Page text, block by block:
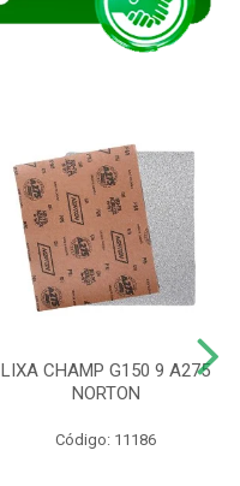
LIXA CHAMP G150 9 A275
NORTON
Código: 11186